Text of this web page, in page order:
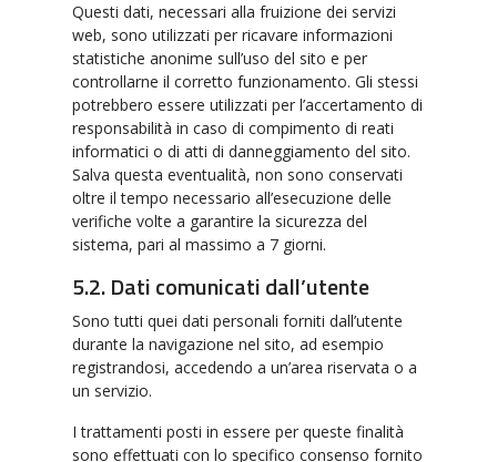
Questi dati, necessari alla fruizione dei servizi
web, sono utilizzati per ricavare informazioni
statistiche anonime sull’uso del sito e per
controllarne il corretto funzionamento. Gli stessi
potrebbero essere utilizzati per l’accertamento di
responsabilità in caso di compimento di reati
informatici o di atti di danneggiamento del sito.
Salva questa eventualità, non sono conservati
oltre il tempo necessario all’esecuzione delle
verifiche volte a garantire la sicurezza del
sistema, pari al massimo a 7 giorni.
5.2. Dati comunicati dall’utente
Sono tutti quei dati personali forniti dall’utente
durante la navigazione nel sito, ad esempio
registrandosi, accedendo a un’area riservata o a
un servizio.
I trattamenti posti in essere per queste finalità
sono effettuati con lo specifico consenso fornito